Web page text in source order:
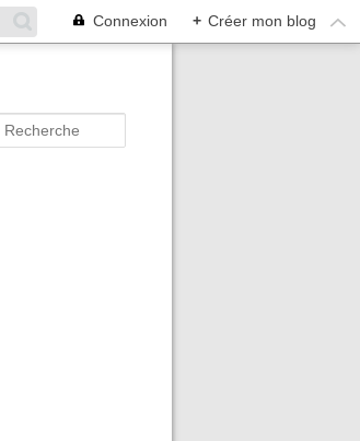
Connexion + Créer mon blog